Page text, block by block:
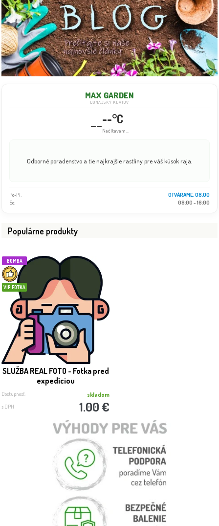
MAX GARDEN
DUNAJSKÝ KLÁTOV
--°C
Info dočasne nedostupné
Odborné poradenstvo a tie najkrajšie rastliny pre váš kúsok raja.
Po-Pi:
08:00 - 18:00
So:
08:00 - 16:00
Populárne produkty
BOMBA
VIP FOTKA
SLUŽBA REAL FOTO - Fotka pred
expedíciou
Dostupnosť: skladom
s DPH 1.00 €